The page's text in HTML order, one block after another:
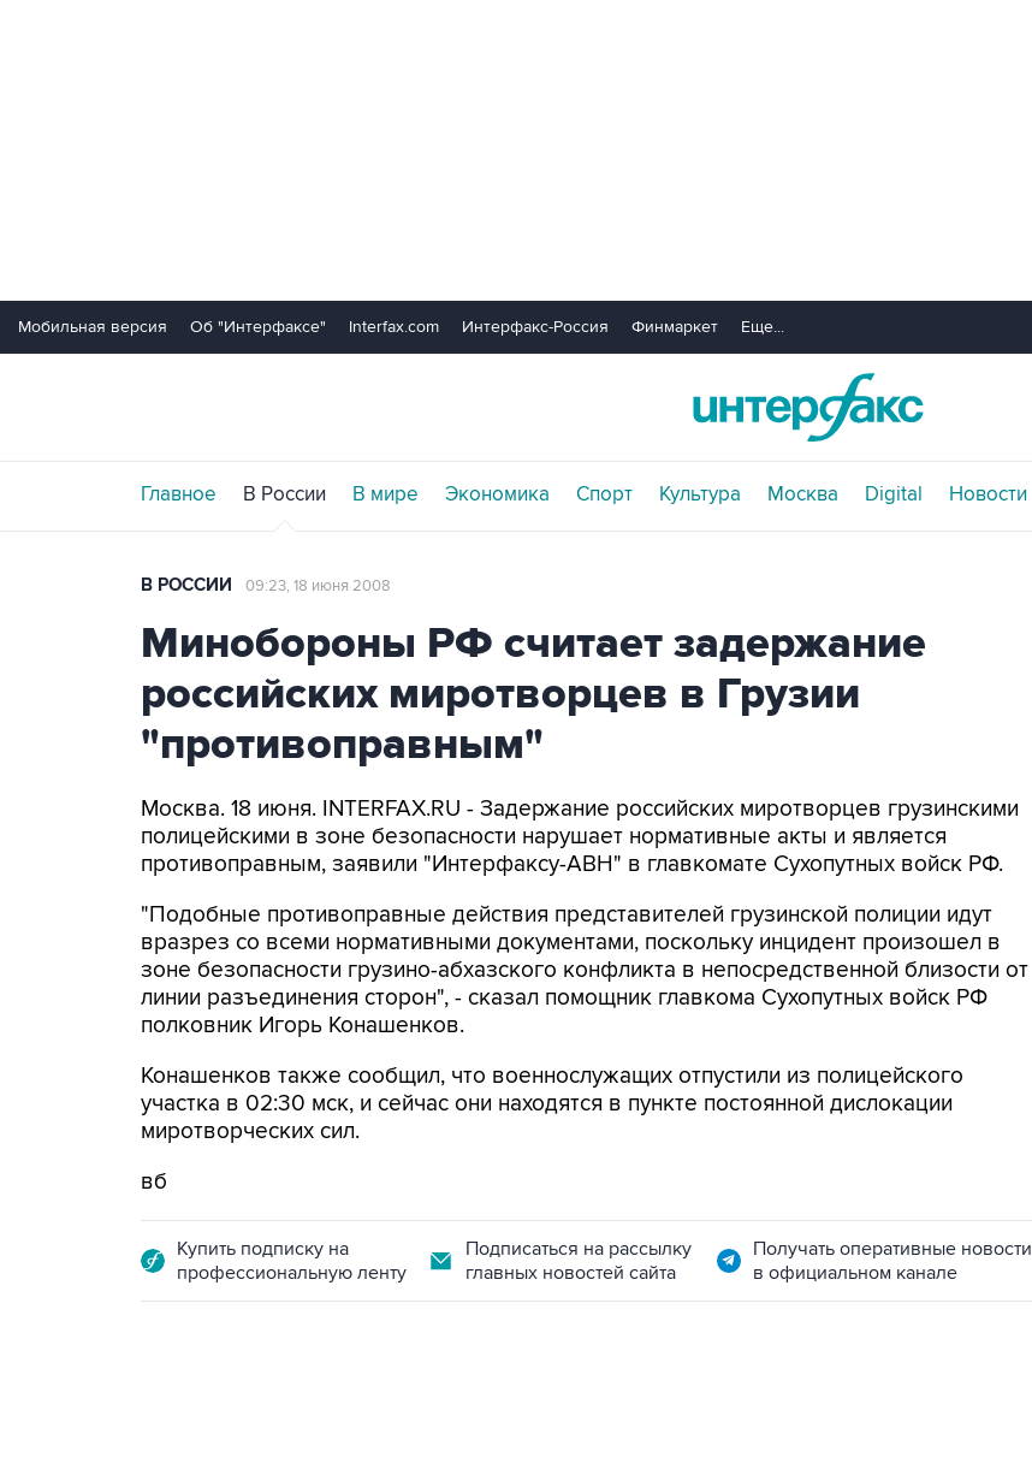
Мобильная версия Об "Интерфаксе" Interfax.com Интерфакс-Россия Финмаркет Еще...
Главное В России В мире Экономика Спорт Культура Москва Digital Новости
В РОССИИ 09:23, 18 июня 2008
Минобороны РФ считает задержание
российских миротворцев в Грузии
"противоправным"
Москва. 18 июня. INTERFAX.RU - Задержание российских миротворцев грузинскими
полицейскими в зоне безопасности нарушает нормативные акты и является
противоправным, заявили "Интерфаксу-АВН" в главкомате Сухопутных войск РФ.
"Подобные противоправные действия представителей грузинской полиции идут
вразрез со всеми нормативными документами, поскольку инцидент произошел в
зоне безопасности грузино-абхазского конфликта в непосредственной близости от
линии разъединения сторон", - сказал помощник главкома Сухопутных войск РФ
полковник Игорь Конашенков.
Конашенков также сообщил, что военнослужащих отпустили из полицейского
участка в 02:30 мск, и сейчас они находятся в пункте постоянной дислокации
миротворческих сил.
вб
Купить подписку на
профессиональную ленту
Подписаться на рассылку
главных новостей сайта
Получать оперативные новости
в официальном канале